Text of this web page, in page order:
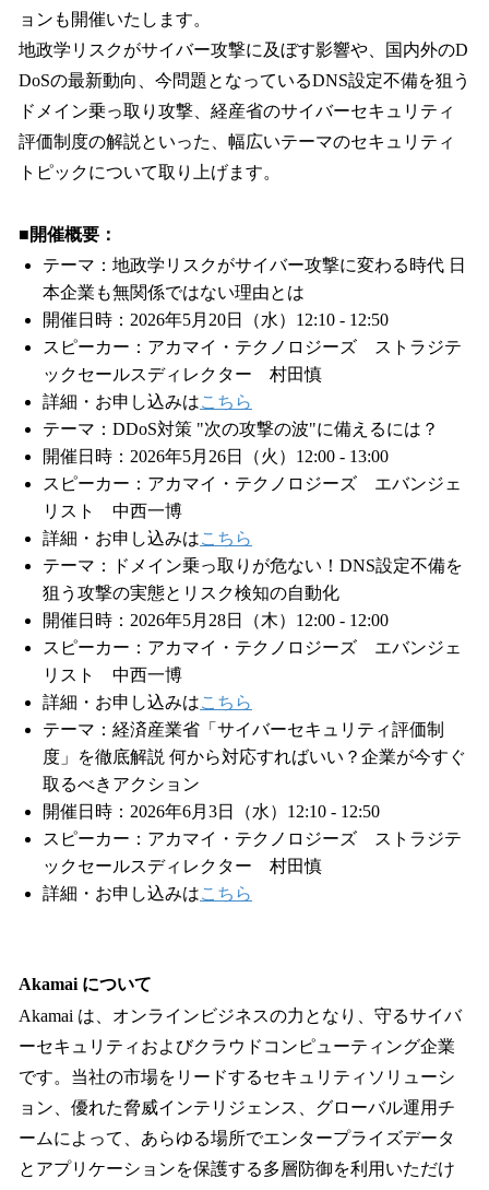
ョンも開催いたします。
地政学リスクがサイバー攻撃に及ぼす影響や、国内外のD
DoSの最新動向、今問題となっているDNS設定不備を狙う
ドメイン乗っ取り攻撃、経産省のサイバーセキュリティ
評価制度の解説といった、幅広いテーマのセキュリティ
トピックについて取り上げます。
■開催概要：
テーマ：地政学リスクがサイバー攻撃に変わる時代 日
本企業も無関係ではない理由とは
開催日時：2026年5月20日（水）12:10 - 12:50
スピーカー：アカマイ・テクノロジーズ ストラジテ
ックセールスディレクター 村田慎
詳細・お申し込みはこちら
テーマ：DDoS対策 "次の攻撃の波"に備えるには？
開催日時：2026年5月26日（火）12:00 - 13:00
スピーカー：アカマイ・テクノロジーズ エバンジェ
リスト 中西一博
詳細・お申し込みはこちら
テーマ：ドメイン乗っ取りが危ない！DNS設定不備を
狙う攻撃の実態とリスク検知の自動化
開催日時：2026年5月28日（木）12:00 - 12:00
スピーカー：アカマイ・テクノロジーズ エバンジェ
リスト 中西一博
詳細・お申し込みはこちら
テーマ：経済産業省「サイバーセキュリティ評価制
度」を徹底解説 何から対応すればいい？企業が今すぐ
取るべきアクション
開催日時：2026年6月3日（水）12:10 - 12:50
スピーカー：アカマイ・テクノロジーズ ストラジテ
ックセールスディレクター 村田慎
詳細・お申し込みはこちら
Akamai について
Akamai は、オンラインビジネスの力となり、守るサイバ
ーセキュリティおよびクラウドコンピューティング企業
です。当社の市場をリードするセキュリティソリューシ
ョン、優れた脅威インテリジェンス、グローバル運用チ
ームによって、あらゆる場所でエンタープライズデータ
とアプリケーションを保護する多層防御を利用いただけ